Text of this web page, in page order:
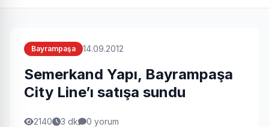
Bayrampaşa 14.09.2012
Semerkand Yapı, Bayrampaşa
City Line’ı satışa sundu
2140 3 dk 0 yorum